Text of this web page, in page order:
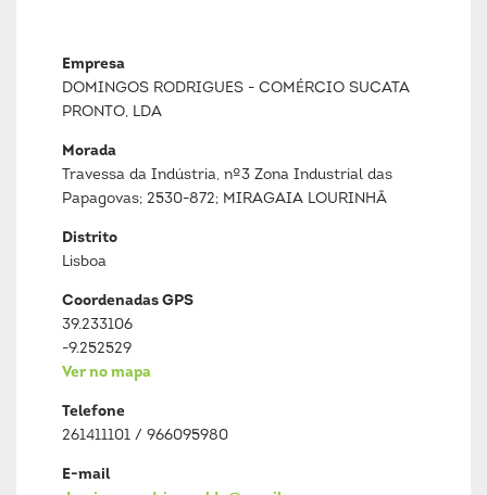
Empresa
DOMINGOS RODRIGUES - COMÉRCIO SUCATA
PRONTO, LDA
Morada
Travessa da Indústria, nº3 Zona Industrial das
Papagovas; 2530-872; MIRAGAIA LOURINHÃ
Distrito
Lisboa
Coordenadas GPS
39.233106
-9.252529
Ver no mapa
Telefone
261411101 / 966095980
E-mail